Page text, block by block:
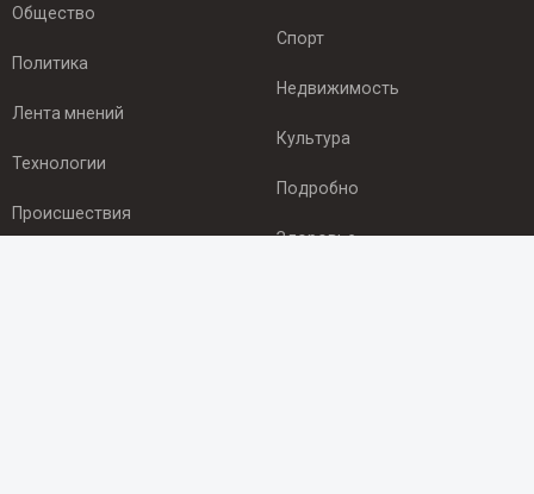
Общество
Политика
Лента мнений
Технологии
Происшествия
Спорт
Недвижимость
Культура
Подробно
Здоровье